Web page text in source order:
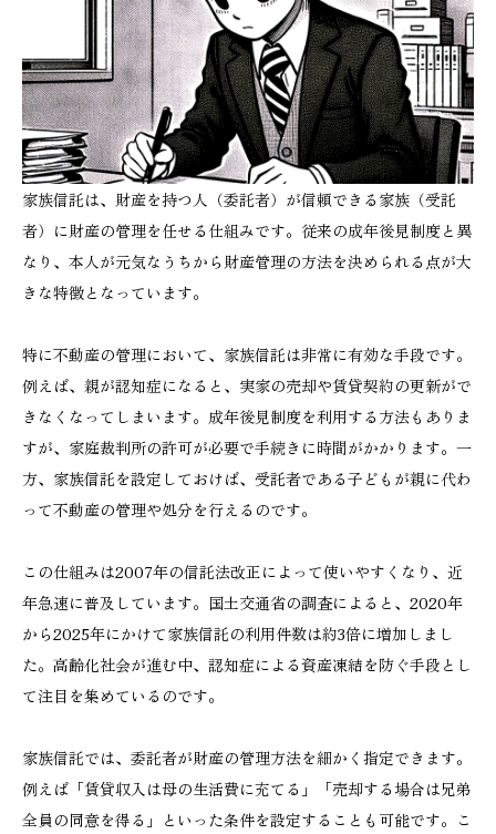
家族信託は、財産を持つ人（委託者）が信頼できる家族（受託
者）に財産の管理を任せる仕組みです。従来の成年後見制度と異
なり、本人が元気なうちから財産管理の方法を決められる点が大
きな特徴となっています。
特に不動産の管理において、家族信託は非常に有効な手段です。
例えば、親が認知症になると、実家の売却や賃貸契約の更新がで
きなくなってしまいます。成年後見制度を利用する方法もありま
すが、家庭裁判所の許可が必要で手続きに時間がかかります。一
方、家族信託を設定しておけば、受託者である子どもが親に代わ
って不動産の管理や処分を行えるのです。
この仕組みは2007年の信託法改正によって使いやすくなり、近
年急速に普及しています。国土交通省の調査によると、2020年
から2025年にかけて家族信託の利用件数は約3倍に増加しまし
た。高齢化社会が進む中、認知症による資産凍結を防ぐ手段とし
て注目を集めているのです。
家族信託では、委託者が財産の管理方法を細かく指定できます。
例えば「賃貸収入は母の生活費に充てる」「売却する場合は兄弟
全員の同意を得る」といった条件を設定することも可能です。こ